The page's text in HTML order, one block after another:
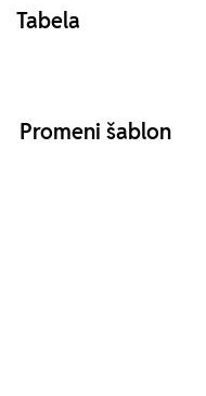
Tabela
Promeni šablon